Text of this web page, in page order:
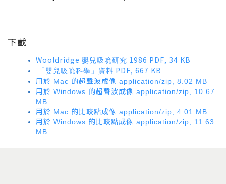
下載
Wooldridge 嬰兒吸吮研究 1986 PDF, 34 KB
「嬰兒吸吮科學」資料 PDF, 667 KB
用於 Mac 的超聲波成像 application/zip, 8.02 MB
用於 Windows 的超聲波成像 application/zip, 10.67
MB
用於 Mac 的比較點成像 application/zip, 4.01 MB
用於 Windows 的比較點成像 application/zip, 11.63
MB